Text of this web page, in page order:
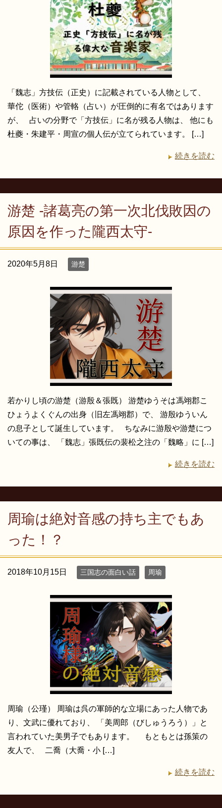
「魏志」方技伝（正史）に記載されている人物として、
華佗（医術）や管輅（占い）が圧倒的に有名ではあります
が、 占いの分野で「方技伝」に名が残る人物は、 他にも
杜夔・朱建平・周宣の個人伝が立てられています。 […]
続きを読む
游楚 -諸葛亮の第一次北伐敗因の
原因を作った隴西太守-
2020年5月8日 游楚
若かりし頃の游楚（游殷＆張既） 游楚ゆうそは馮翊郡こ
ひょうよくぐんの出身（旧左馮翊郡）で、 游殷ゆういん
の息子として誕生しています。 ちなみに游殷や游楚につ
いての事は、 「魏志」張既伝の裴松之注の「魏略」に […]
続きを読む
周瑜は絶対音感の持ち主でもあ
った！？
2018年10月15日 三国志の面白い話 周瑜
周瑜（公瑾） 周瑜は呉の軍師的な立場にあった人物であ
り、文武に優れており、 「美周郎（びしゅうろう）」と
言われていた美男子でもあります。 もともとは孫策の
友人で、 二喬（大喬・小 […]
続きを読む